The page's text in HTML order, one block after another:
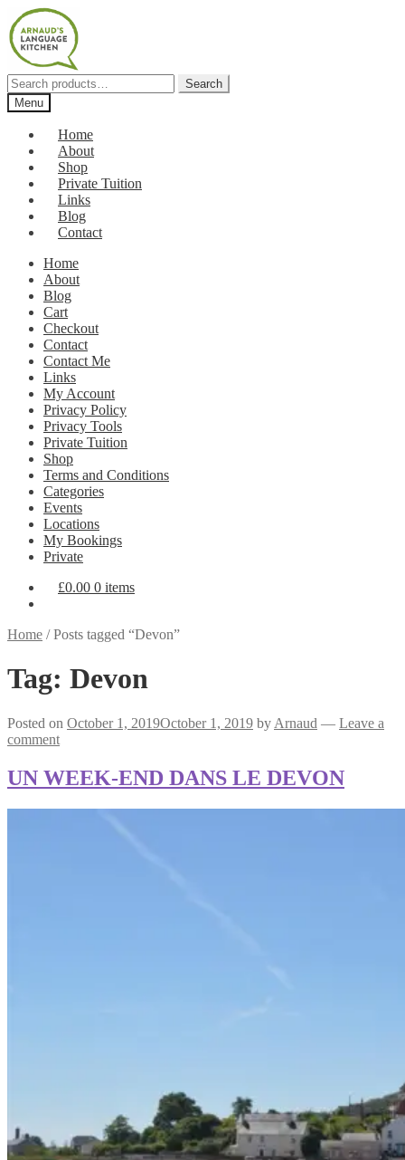
Skip
to
navigation
Skip
to
content
Search
for:
Search
Menu
Home
About
Shop
Private Tuition
Links
Blog
Contact
Home
About
Blog
Cart
Checkout
Contact
Contact Me
Links
My Account
Privacy Policy
Privacy Tools
Private Tuition
Shop
Terms and Conditions
Categories
Events
Locations
My Bookings
Private
£0.00 0 items
Home /Posts tagged “Devon”
Tag: Devon
Posted on October 1, 2019October 1, 2019 by Arnaud — Leave a
comment
UN WEEK-END DANS LE DEVON